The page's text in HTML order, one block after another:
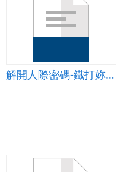
解開人際密碼-鐵打妳沉船記